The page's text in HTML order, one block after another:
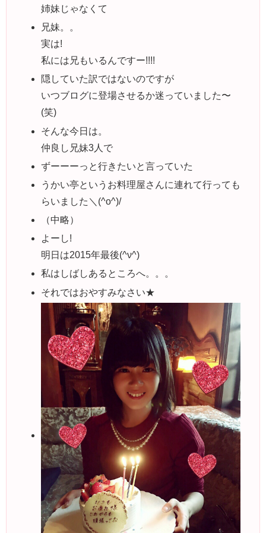
姉妹じゃなくて
兄妹。。
実は!
私には兄もいるんですー!!!!
隠していた訳ではないのですが
いつブログに登場させるか迷っていました〜
(笑)
そんな今日は。
仲良し兄妹3人で
ずーーーっと行きたいと言っていた
うかい亭というお料理屋さんに連れて行っても
らいました＼(^o^)/
（中略）
よーし!
明日は2015年最後(^ν^)
私はしばしあるところへ。。。
それではおやすみなさい★